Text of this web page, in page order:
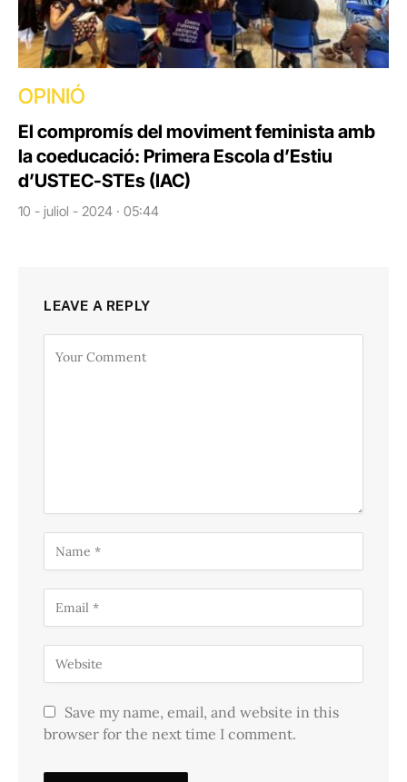
OPINIÓ
El compromís del moviment feminista amb
la coeducació: Primera Escola d’Estiu
d’USTEC-STEs (IAC)
10 - juliol - 2024 · 05:44
LEAVE A REPLY
Save my name, email, and website in this
browser for the next time I comment.